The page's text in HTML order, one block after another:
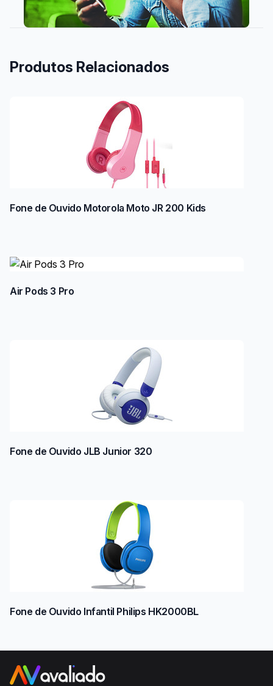
Produtos Relacionados
Fone de Ouvido Motorola Moto JR 200 Kids
Air Pods 3 Pro
Fone de Ouvido JLB Junior 320
Fone de Ouvido Infantil Philips HK2000BL